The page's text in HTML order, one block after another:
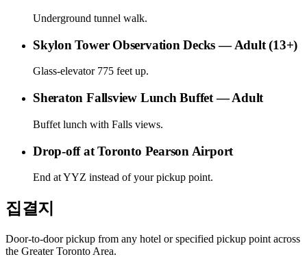
Underground tunnel walk.
Skylon Tower Observation Decks — Adult (13+)
Glass-elevator 775 feet up.
Sheraton Fallsview Lunch Buffet — Adult
Buffet lunch with Falls views.
Drop-off at Toronto Pearson Airport
End at YYZ instead of your pickup point.
집결지
Door-to-door pickup from any hotel or specified pickup point across
the Greater Toronto Area.